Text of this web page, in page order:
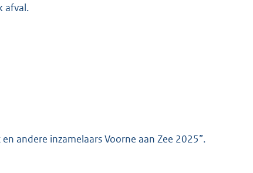
afval.
andere inzamelaars Voorne aan Zee 2025”.